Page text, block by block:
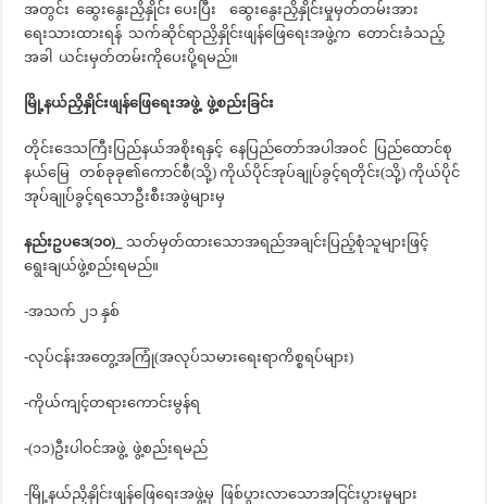
အတွင်း ဆွေးနွေးညှိနှိုင်း ပေးပြီး ဆွေးနွေးညှိနှိုင်းမှုမှတ်တမ်းအား
ရေးသားထားရန် သက်ဆိုင်ရာညှိနှိုင်းဖျန်ဖြေရေးအဖွဲ့က တောင်းခံသည့်
အခါ ယင်းမှတ်တမ်းကိုပေးပို့ရမည်။
မြို့နယ်ညှိနှိုင်းဖျန်ဖြေရေးအဖွဲ့ ဖွဲ့စည်းခြင်း
တိုင်းဒေသကြီးပြည်နယ်အစိုးရနှင့် နေပြည်တော်အပါအဝင် ပြည်ထောင်စု
နယ်မြေ တစ်ခုခု၏ကောင်စီ(သို့) ကိုယ်ပိုင်အုပ်ချုပ်ခွင့်ရတိုင်း(သို့) ကိုယ်ပိုင်
အုပ်ချုပ်ခွင့်ရသောဦးစီးအဖွဲများမှ
နည်းဥပဒေ(၁၀)_
သတ်မှတ်ထားသောအရည်အချင်းပြည့်စုံသူများဖြင့်
ရွေးချယ်ဖွဲ့စည်းရမည်။
-အသက် ၂၁ နှစ်
-လုပ်ငန်းအတွေ့အကြုံ(အလုပ်သမားရေးရာကိစ္စရပ်များ)
-ကိုယ်ကျင့်တရားကောင်းမွန်ရ
-(၁၁)ဦးပါဝင်အဖွဲ့ ဖွဲ့စည်းရမည်
-မြို့နယ်ညှိနှိုင်းဖျန်ဖြေရေးအဖွဲ့မှ ဖြစ်ပွားလာသောအငြင်းပွားမှုများ